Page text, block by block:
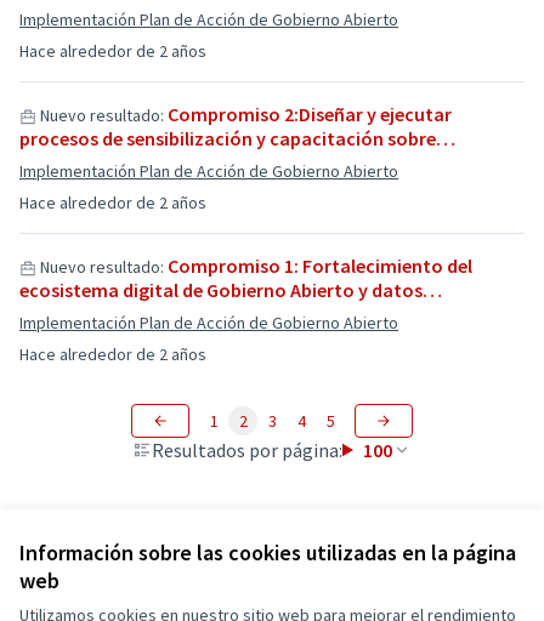
Información sobre las cookies utilizadas en la página
web
Utilizamos cookies en nuestro sitio web para mejorar el rendimiento
Hace alrededor de 2 años
Implementación Plan de Acción de Gobierno Abierto
Hace alrededor de 2 años
Nuevo resultado: Compromiso 2:Diseñar y ejecutar
procesos de sensibilización y capacitación sobre…
Implementación Plan de Acción de Gobierno Abierto
Hace alrededor de 2 años
Nuevo resultado: Compromiso 1: Fortalecimiento del
ecosistema digital de Gobierno Abierto y datos…
Implementación Plan de Acción de Gobierno Abierto
Resultados por página: 100
1 2 3 4 5